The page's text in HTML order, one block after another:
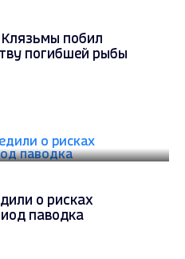
побил
погибшей рыбы
о рисках
паводка